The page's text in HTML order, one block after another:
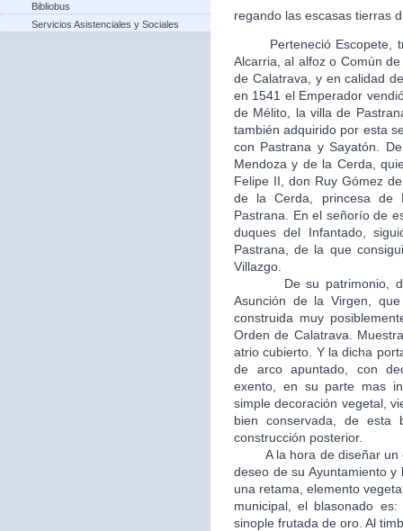
Bibliobus
Servicios Asistenciales y Sociales
regando las escasas tierras
Perteneció Escopete,
Alcarria, al alfoz o Común
de Calatrava, y en calidad
en 1541 el Emperador
de Mélito, la villa de
también adquirido por esta
con Pastrana y Sayatón.
Mendoza y de la Cerda,
Felipe II, don Ruy Gómez
de la Cerda, princesa de
Pastrana. En el señorío de
duques del Infantado,
Pastrana, de la que
Villazgo.
De su patrimonio,
Asunción de la Virgen,
construida muy
Orden de Calatrava.
atrio cubierto. Y la dicha
de arco apuntado, con
exento, en su parte mas
simple decoración vegetal,
bien conservada, de
construcción posterior.
A la hora de diseñar un
deseo de su Ayuntamiento
una retama, elemento
municipal, el blasonado
sinople frutada de oro. Al